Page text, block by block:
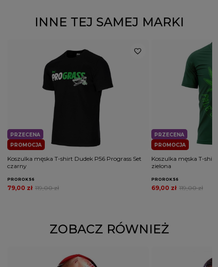
INNE TEJ SAMEJ MARKI
PROMOCJA
PRZECENA
Koszulka męska T-shirt Dudek P56 Prograss Set
czarny
PROROK 56
119,00 zł
79,00 zł
PROMOCJA
PRZECENA
Koszulka męska T-
zielona
PROROK 56
119,00 zł
69,00 zł
ZOBACZ RÓWNIEŻ